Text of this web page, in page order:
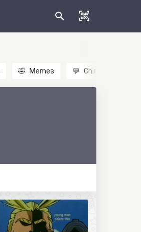
🤣 Memes 💬 Chinês